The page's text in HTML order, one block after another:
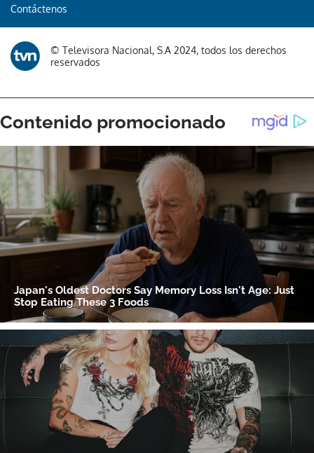
Contáctenos
© Televisora Nacional, S.A 2024, todos los derechos
reservados